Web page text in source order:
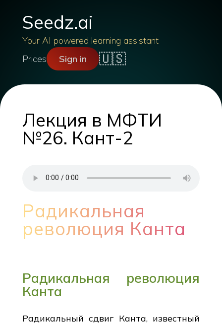
Seedz.ai
Your AI powered learning assistant
Prices
Sign in 🇺🇸
Лекция в МФТИ
№26. Кант-2
Радикальная
революция Канта
Радикальная революция
Канта
Радикальный сдвиг Канта, известный